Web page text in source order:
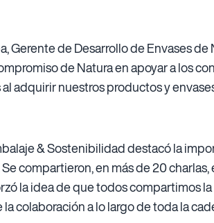
Gerente de Desarrollo de Envases
de Natura en apoyar a los
adquirir nuestros productos y
& Sostenibilidad destacó la
Se compartieron, en más de 20
la idea de que todos compartimos
la colaboración a lo largo de toda la